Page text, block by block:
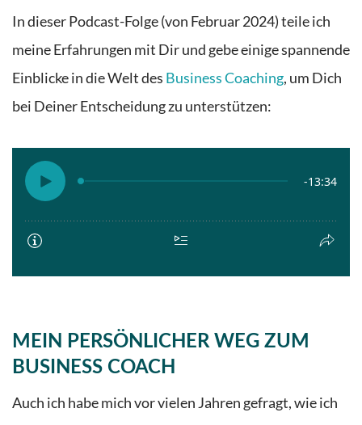
In dieser Podcast-Folge (von Februar 2024) teile ich
meine Erfahrungen mit Dir und gebe einige spannende
Einblicke in die Welt des Business Coaching, um Dich
bei Deiner Entscheidung zu unterstützen:
MEIN PERSÖNLICHER WEG ZUM
BUSINESS COACH
Auch ich habe mich vor vielen Jahren gefragt, wie ich